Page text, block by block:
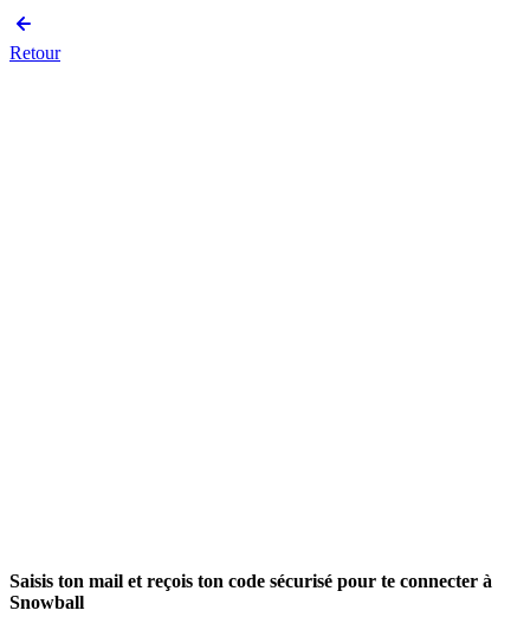
Retour
Saisis ton mail et reçois ton code sécurisé pour te connecter à
Snowball